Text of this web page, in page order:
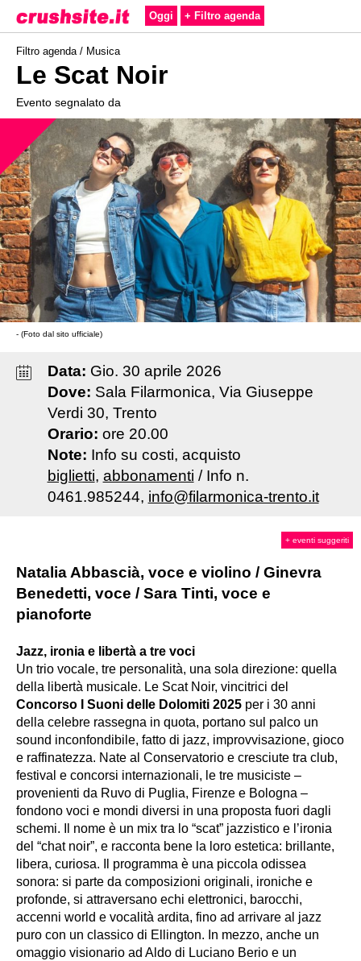
Oggi + Filtro agenda
Filtro agenda / Musica
Le Scat Noir
Evento segnalato da
- (Foto dal sito ufficiale)
Data: Gio. 30 aprile 2026
Dove: Sala Filarmonica, Via Giuseppe
Verdi 30, Trento
Orario: ore 20.00
Note: Info su costi, acquisto
biglietti, abbonamenti / Info n.
0461.985244, info@filarmonica-trento.it
+ eventi suggeriti
Natalia Abbascià, voce e violino / Ginevra
Benedetti, voce / Sara Tinti, voce e
pianoforte
Jazz, ironia e libertà a tre voci
Un trio vocale, tre personalità, una sola direzione: quella
della libertà musicale. Le Scat Noir, vincitrici del
Concorso I Suoni delle Dolomiti 2025 per i 30 anni
della celebre rassegna in quota, portano sul palco un
sound inconfondibile, fatto di jazz, improvvisazione, gioco
e raffinatezza. Nate al Conservatorio e cresciute tra club,
festival e concorsi internazionali, le tre musiciste –
provenienti da Ruvo di Puglia, Firenze e Bologna –
fondono voci e mondi diversi in una proposta fuori dagli
schemi. Il nome è un mix tra lo “scat” jazzistico e l’ironia
del “chat noir”, e racconta bene la loro estetica: brillante,
libera, curiosa. Il programma è una piccola odissea
sonora: si parte da composizioni originali, ironiche e
profonde, si attraversano echi elettronici, barocchi,
accenni world e vocalità ardita, fino ad arrivare al jazz
puro con un classico di Ellington. In mezzo, anche un
omaggio visionario ad Aldo di Luciano Berio e un